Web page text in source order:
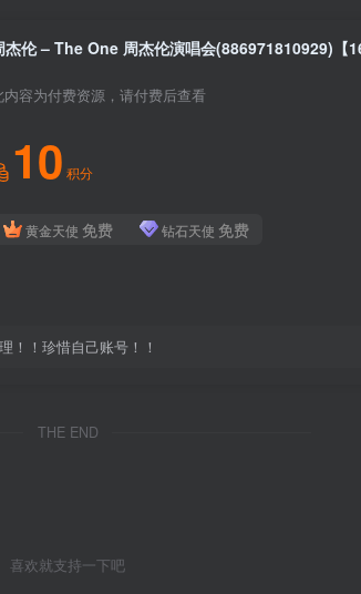
杰伦 – The One 周杰伦演唱会(886971810929)【
内容为付费资源，请付费后查看
10 积分
黄金天使 免费 钻石天使 免费
！！珍惜自己账号！！
THE END
喜欢就支持一下吧